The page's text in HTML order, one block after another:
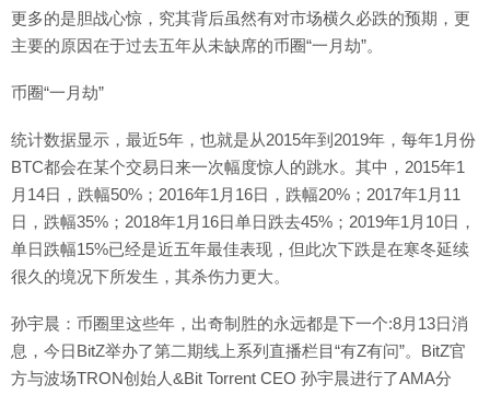
更多的是胆战心惊，究其背后虽然有对市场横久必跌的预期，更
主要的原因在于过去五年从未缺席的币圈“一月劫”。
币圈“一月劫”
统计数据显示，最近5年，也就是从2015年到2019年，每年1月份
BTC都会在某个交易日来一次幅度惊人的跳水。其中，2015年1
月14日，跌幅50%；2016年1月16日，跌幅20%；2017年1月11
日，跌幅35%；2018年1月16日单日跌去45%；2019年1月10日，
单日跌幅15%已经是近五年最佳表现，但此次下跌是在寒冬延续
很久的境况下所发生，其杀伤力更大。
孙宇晨：币圈里这些年，出奇制胜的永远都是下一个:8月13日消
息，今日BitZ举办了第二期线上系列直播栏目“有Z有问”。BitZ官
方与波场TRON创始人&Bit Torrent CEO 孙宇晨进行了AMA分